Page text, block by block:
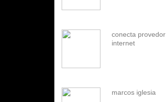
conecta provedor
internet
marcos iglesia